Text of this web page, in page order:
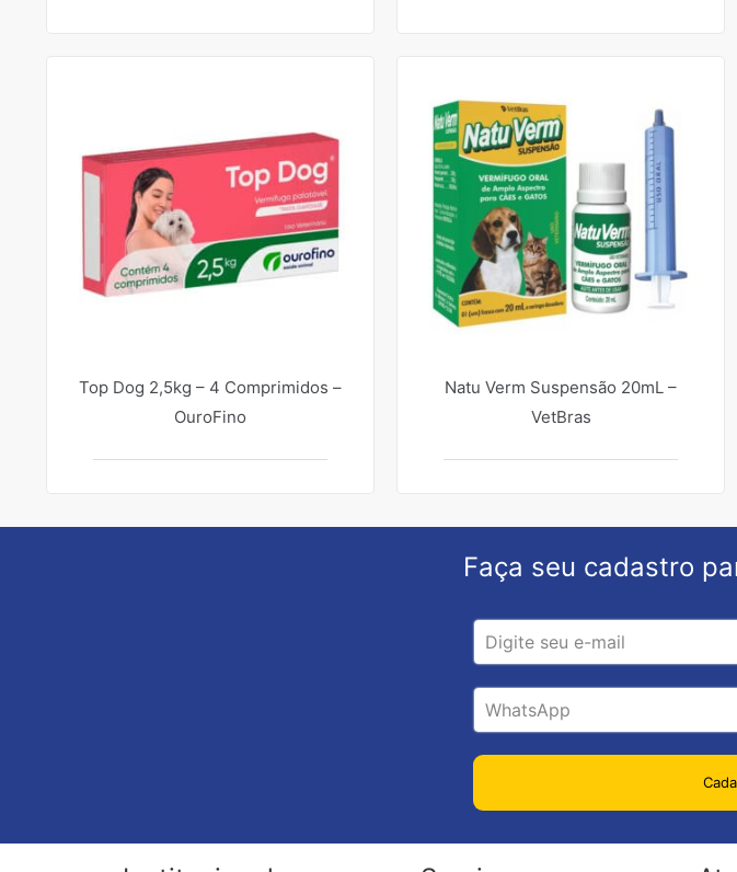
Top Dog 2,5kg – 4 Comprimidos –
OuroFino
Natu Verm Suspensão 20mL –
VetBras
Faça seu cadastro